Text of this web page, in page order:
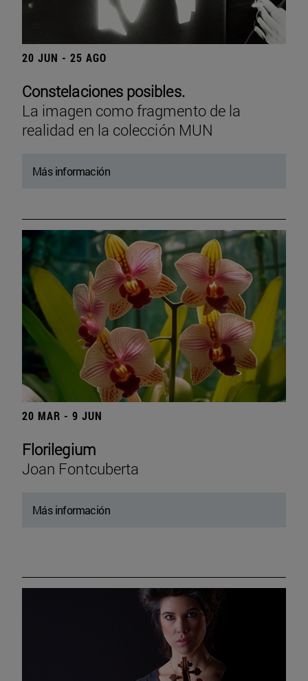
20 JUN - 25 AGO
Constelaciones posibles.
La imagen como fragmento de la
realidad en la colección MUN
Más información
20 MAR - 9 JUN
Florilegium
Joan Fontcuberta
Más información